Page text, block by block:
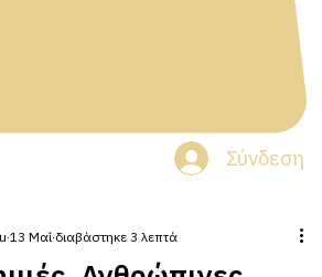
13 Μαΐ διαβάστηκε 3 λεπτά